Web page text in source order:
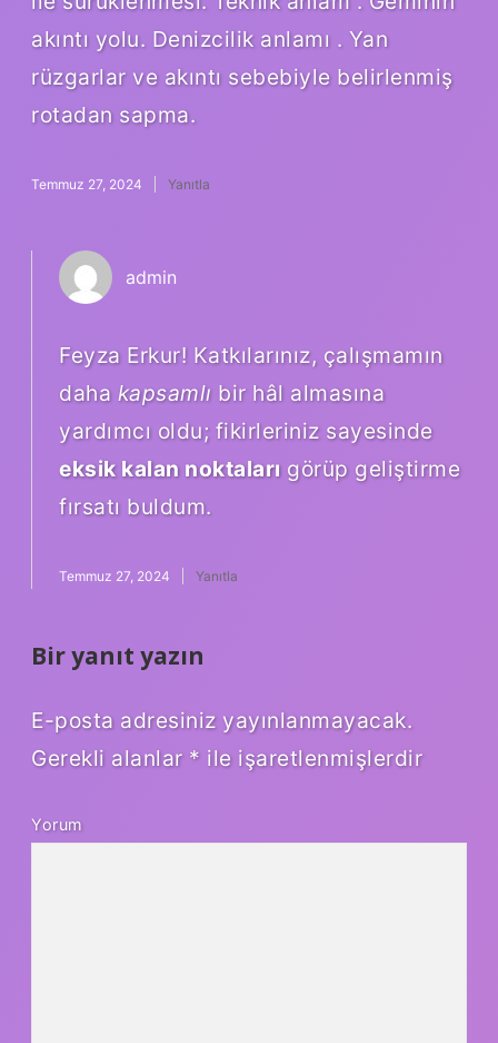
akıntı yolu. Denizcilik anlamı . Yan
rüzgarlar ve akıntı sebebiyle belirlenmiş
rotadan sapma.
Temmuz 27, 2024 Yanıtla
admin
Feyza Erkur! Katkılarınız, çalışmamın
daha kapsamlı bir hâl almasına
yardımcı oldu; fikirleriniz sayesinde
eksik kalan noktalarıgörüp geliştirme
fırsatı buldum.
Temmuz 27, 2024 Yanıtla
Bir yanıt yazın
E-posta adresiniz yayınlanmayacak.
Gerekli alanlar * ile işaretlenmişlerdir
Yorum